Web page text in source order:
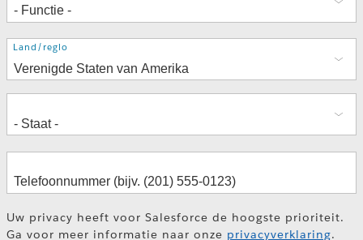
Adres
Land/regio
Uw privacy heeft voor Salesforce de hoogste prioriteit.
Ga voor meer informatie naar onze privacyverklaring.